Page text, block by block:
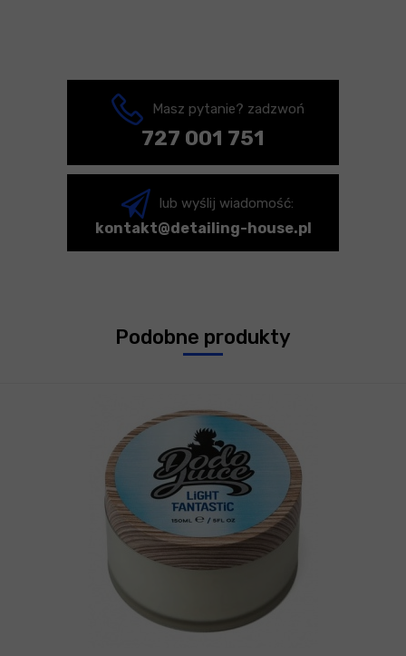
Masz pytanie? zadzwoń
727 001 751
lub wyślij wiadomość:
kontakt@detailing-house.pl
Podobne produkty